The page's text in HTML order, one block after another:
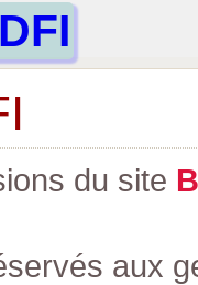
du site B
aux